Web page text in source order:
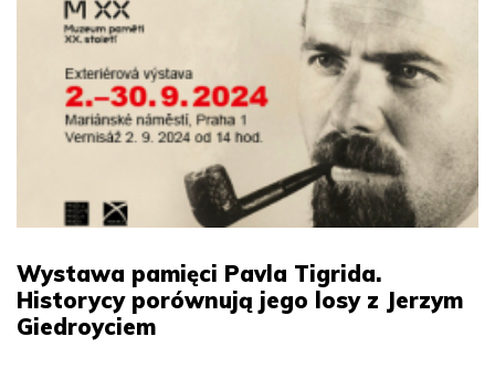
Wystawa pamięci Pavla Tigrida.
Historycy porównują jego losy z Jerzym
Giedroyciem